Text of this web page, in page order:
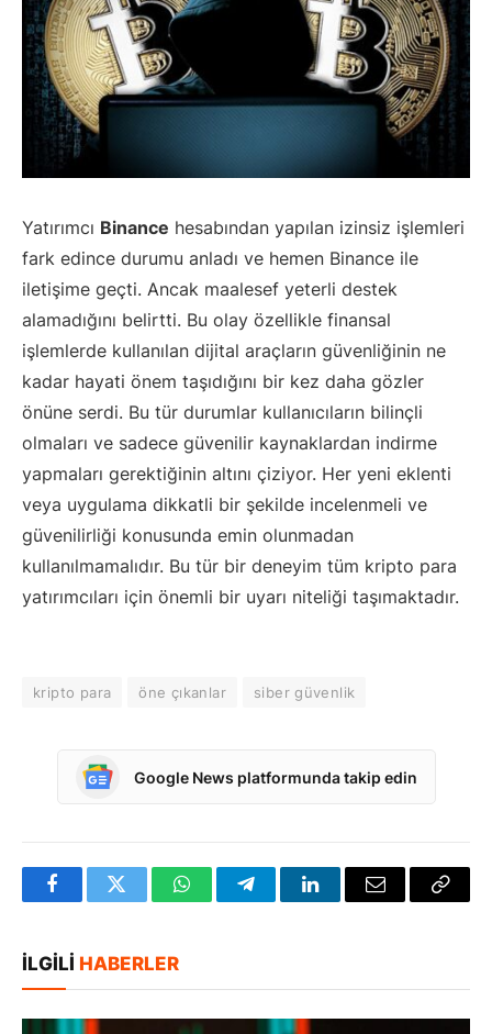
Yatırımcı Binance hesabından yapılan izinsiz işlemleri
fark edince durumu anladı ve hemen Binance ile
iletişime geçti. Ancak maalesef yeterli destek
alamadığını belirtti. Bu olay özellikle finansal
işlemlerde kullanılan dijital araçların güvenliğinin ne
kadar hayati önem taşıdığını bir kez daha gözler
önüne serdi. Bu tür durumlar kullanıcıların bilinçli
olmaları ve sadece güvenilir kaynaklardan indirme
yapmaları gerektiğinin altını çiziyor. Her yeni eklenti
veya uygulama dikkatli bir şekilde incelenmeli ve
güvenilirliği konusunda emin olunmadan
kullanılmamalıdır. Bu tür bir deneyim tüm kripto para
yatırımcıları için önemli bir uyarı niteliği taşımaktadır.
kripto para öne çıkanlar siber güvenlik
Google News platformunda takip edin
FacebookTwitter WhatsAppTelegramLinkedInE-
İLGILI HABERLER